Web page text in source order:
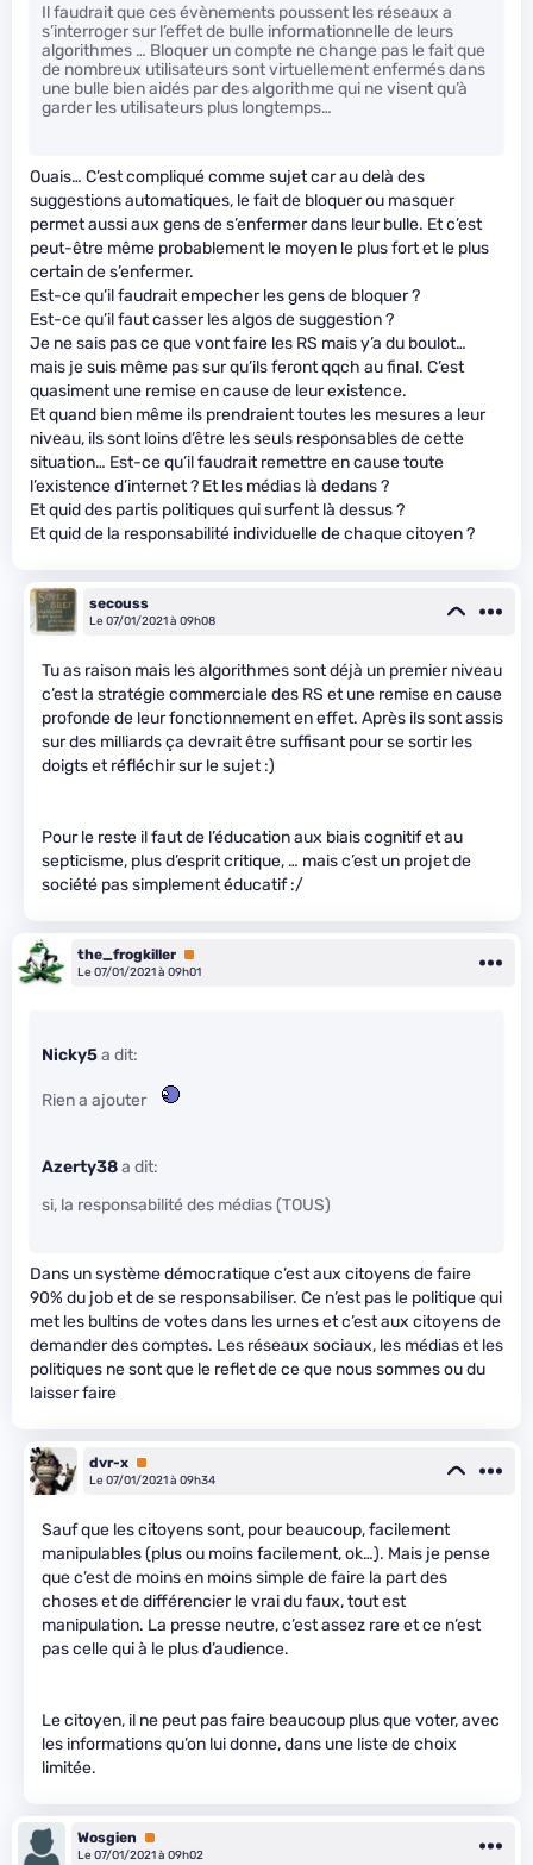
Il faudrait que ces évènements poussent les réseaux a
s’interroger sur l’effet de bulle informationnelle de leurs
algorithmes … Bloquer un compte ne change pas le fait que
de nombreux utilisateurs sont virtuellement enfermés dans
une bulle bien aidés par des algorithme qui ne visent qu’à
garder les utilisateurs plus longtemps…
Ouais… C’est compliqué comme sujet car au delà des
suggestions automatiques, le fait de bloquer ou masquer
permet aussi aux gens de s’enfermer dans leur bulle. Et c’est
peut-être même probablement le moyen le plus fort et le plus
certain de s’enfermer.
Est-ce qu’il faudrait empecher les gens de bloquer ?
Est-ce qu’il faut casser les algos de suggestion ?
Je ne sais pas ce que vont faire les RS mais y’a du boulot…
mais je suis même pas sur qu’ils feront qqch au final. C’est
quasiment une remise en cause de leur existence.
Et quand bien même ils prendraient toutes les mesures a leur
niveau, ils sont loins d’être les seuls responsables de cette
situation… Est-ce qu’il faudrait remettre en cause toute
l’existence d’internet ? Et les médias là dedans ?
Et quid des partis politiques qui surfent là dessus ?
Et quid de la responsabilité individuelle de chaque citoyen ?
secouss
Le 07/01/2021 à 09h08
Tu as raison mais les algorithmes sont déjà un premier niveau
c’est la stratégie commerciale des RS et une remise en cause
profonde de leur fonctionnement en effet. Après ils sont assis
sur des milliards ça devrait être suffisant pour se sortir les
doigts et réfléchir sur le sujet :)
Pour le reste il faut de l’éducation aux biais cognitif et au
septicisme, plus d’esprit critique, … mais c’est un projet de
société pas simplement éducatif :/
the_frogkiller Premium
Le 07/01/2021 à 09h01
Nicky5a dit:
Rien a ajouter
Azerty38a dit:
si, la responsabilité des médias (TOUS)
Dans un système démocratique c’est aux citoyens de faire
90% du job et de se responsabiliser. Ce n’est pas le politique qui
met les bultins de votes dans les urnes et c’est aux citoyens de
demander des comptes. Les réseaux sociaux, les médias et les
politiques ne sont que le reflet de ce que nous sommes ou du
laisser faire
dvr-x Premium
Le 07/01/2021 à 09h34
Sauf que les citoyens sont, pour beaucoup, facilement
manipulables (plus ou moins facilement, ok…). Mais je pense
que c’est de moins en moins simple de faire la part des
choses et de différencier le vrai du faux, tout est
manipulation. La presse neutre, c’est assez rare et ce n’est
pas celle qui à le plus d’audience.
Le citoyen, il ne peut pas faire beaucoup plus que voter, avec
les informations qu’on lui donne, dans une liste de choix
limitée.
Wosgien
Premium
Le 07/01/2021 à 09h02